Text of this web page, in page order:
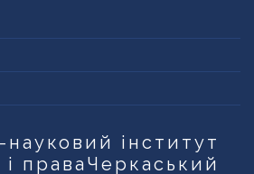
інститут
права Черкаський